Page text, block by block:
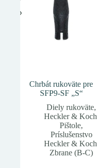
Chrbát rukoväte pre
SFP9-SF „S“
Diely rukoväte,
Heckler & Koch
Pištole,
Príslušenstvo
Heckler & Koch
Zbrane (B-C)